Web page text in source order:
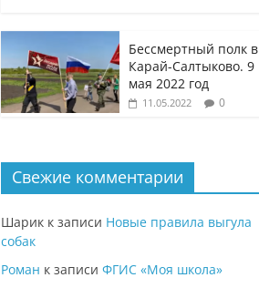
Бессмертный полк в
Карай-Салтыково. 9
мая 2022 год
11.05.2022 0
Свежие комментарии
Шарик к записи Новые правила выгула
собак
Роман к записи ФГИС «Моя школа»